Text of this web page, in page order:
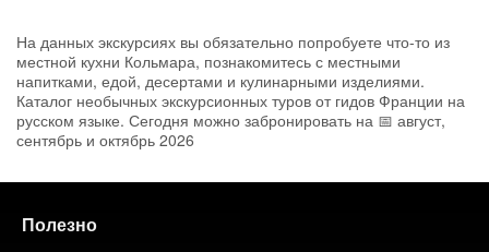
На данных экскурсиях вы обязательно попробуете что-то из
местной кухни Кольмара, познакомитесь с местными
напитками, едой, десертами и кулинарными изделиями.
Каталог необычных экскурсионных туров от гидов Франции на
русском языке. Сегодня можно забронировать на 📅 август,
сентябрь и октябрь 2026
Полезно